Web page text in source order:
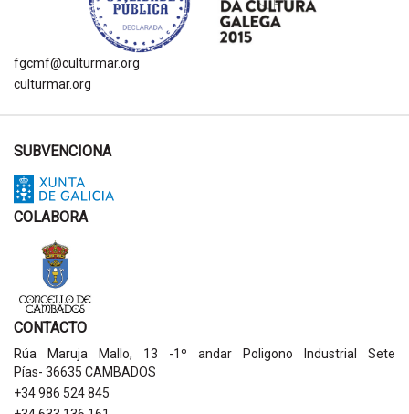
fgcmf@culturmar.org
culturmar.org
SUBVENCIONA
COLABORA
CONTACTO
Rúa Maruja Mallo, 13 -1º andar Poligono Industrial Sete
Pías- 36635 CAMBADOS
+34 986 524 845